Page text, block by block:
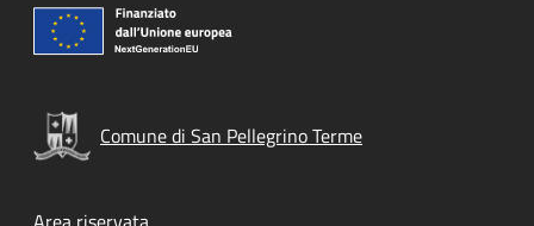
Comune di San Pellegrino Terme